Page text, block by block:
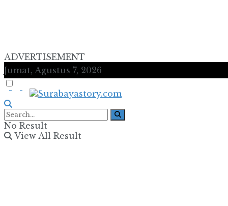
ADVERTISEMENT
Jumat, Agustus 7, 2026
No Result
View All Result